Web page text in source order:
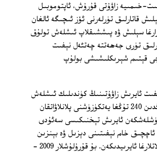
خىمىيە زاۋۇتى قۇرۇش، ئاپتوموبىل
قاتارلىق تۈرلەرنى ئۆز ئىچىگە ئالغان
سېلىش ۋە پىششىقلاپ ئىشلەش تولۇق
تۈرى جەھەتتە چەتئەل نېفىت
قېتىم شېرىكلىشىشى بولۇپ
ئايرىش زاۋۇتىنىڭ كۈندىلىك ئىشلەش
ئىقتىدارىنى 80 مىڭ تۇڭدىن 240 تۇڭغا يەتكۈزۈشنى پلانلاۋاتقان
ئايرىش تېخنىكىسى سەئۇدى
ئاچچىق خام نېفىتىنى دېزىل ۋە بېنزىن
قاتارلىق يېنىك مەھسۇلاتلارغا ئايرىيدىكەن. بۇ قۇرۇلۇشلار 2009 -